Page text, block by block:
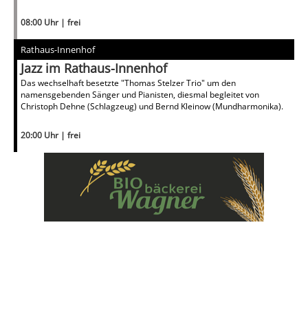
08:00 Uhr | frei
Rathaus-Innenhof
Jazz im Rathaus-Innenhof
Das wechselhaft besetzte "Thomas Stelzer Trio" um den
namensgebenden Sänger und Pianisten, diesmal begleitet von
Christoph Dehne (Schlagzeug) und Bernd Kleinow (Mundharmonika).
20:00 Uhr | frei